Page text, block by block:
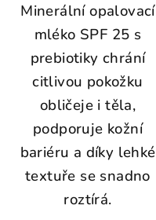
Minerální opalovací
mléko SPF 25 s
prebiotiky chrání
citlivou pokožku
obličeje i těla,
podporuje kožní
bariéru a díky lehké
textuře se snadno
roztírá.